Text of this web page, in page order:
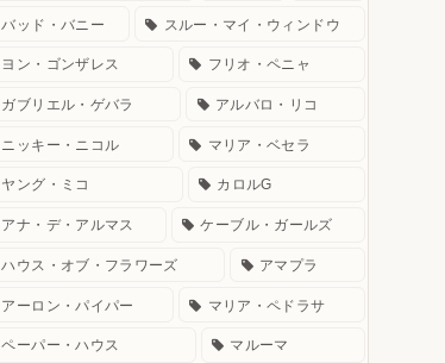
バッド・バニー スルー・マイ・ウィンドウ
ヨン・ゴンザレス フリオ・ペニャ
ガブリエル・ゲバラ アルバロ・リコ
ニッキー・ニコル マリア・ベセラ
ヤング・ミコ カロルG
アナ・デ・アルマス ケーブル・ガールズ
ハウス・オブ・フラワーズ アマプラ
アーロン・パイパー マリア・ペドラサ
ペーパー・ハウス マルーマ